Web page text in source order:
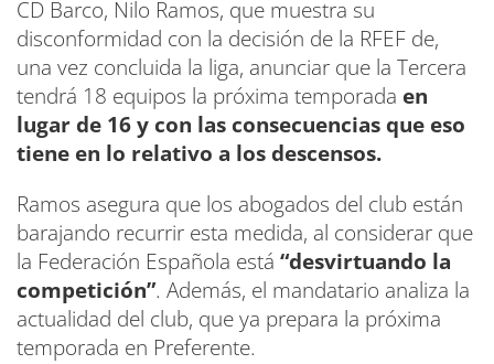
CD Barco, Nilo Ramos, que muestra su
disconformidad con la decisión de la RFEF de,
una vez concluida la liga, anunciar que la Tercera
tendrá 18 equipos la próxima temporada en
lugar de 16 y con las consecuencias que eso
tiene en lo relativo a los descensos.
Ramos asegura que los abogados del club están
barajando recurrir esta medida, al considerar que
la Federación Española está “desvirtuando la
competición”. Además, el mandatario analiza la
actualidad del club, que ya prepara la próxima
temporada en Preferente.